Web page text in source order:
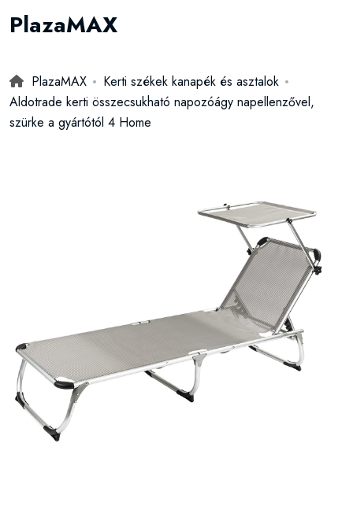
PlazaMAX
PlazaMAX
Kerti székek kanapék és asztalok
Aldotrade kerti összecsukható napozóágy napellenzővel,
szürke a gyártótól 4 Home